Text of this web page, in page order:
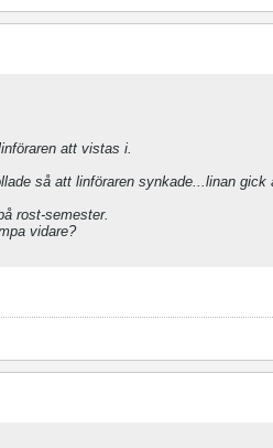
att vistas i.
så att linföraren synkade...linan gick
rost-semester.
vidare?